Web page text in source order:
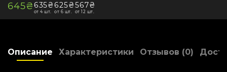
Холод -
Бонусные баллы:
6
645₴635₴
от 4 шт.
625₴
от 6 шт.
567₴
от 12 шт.
Описание Характеристики Отзывов (0)